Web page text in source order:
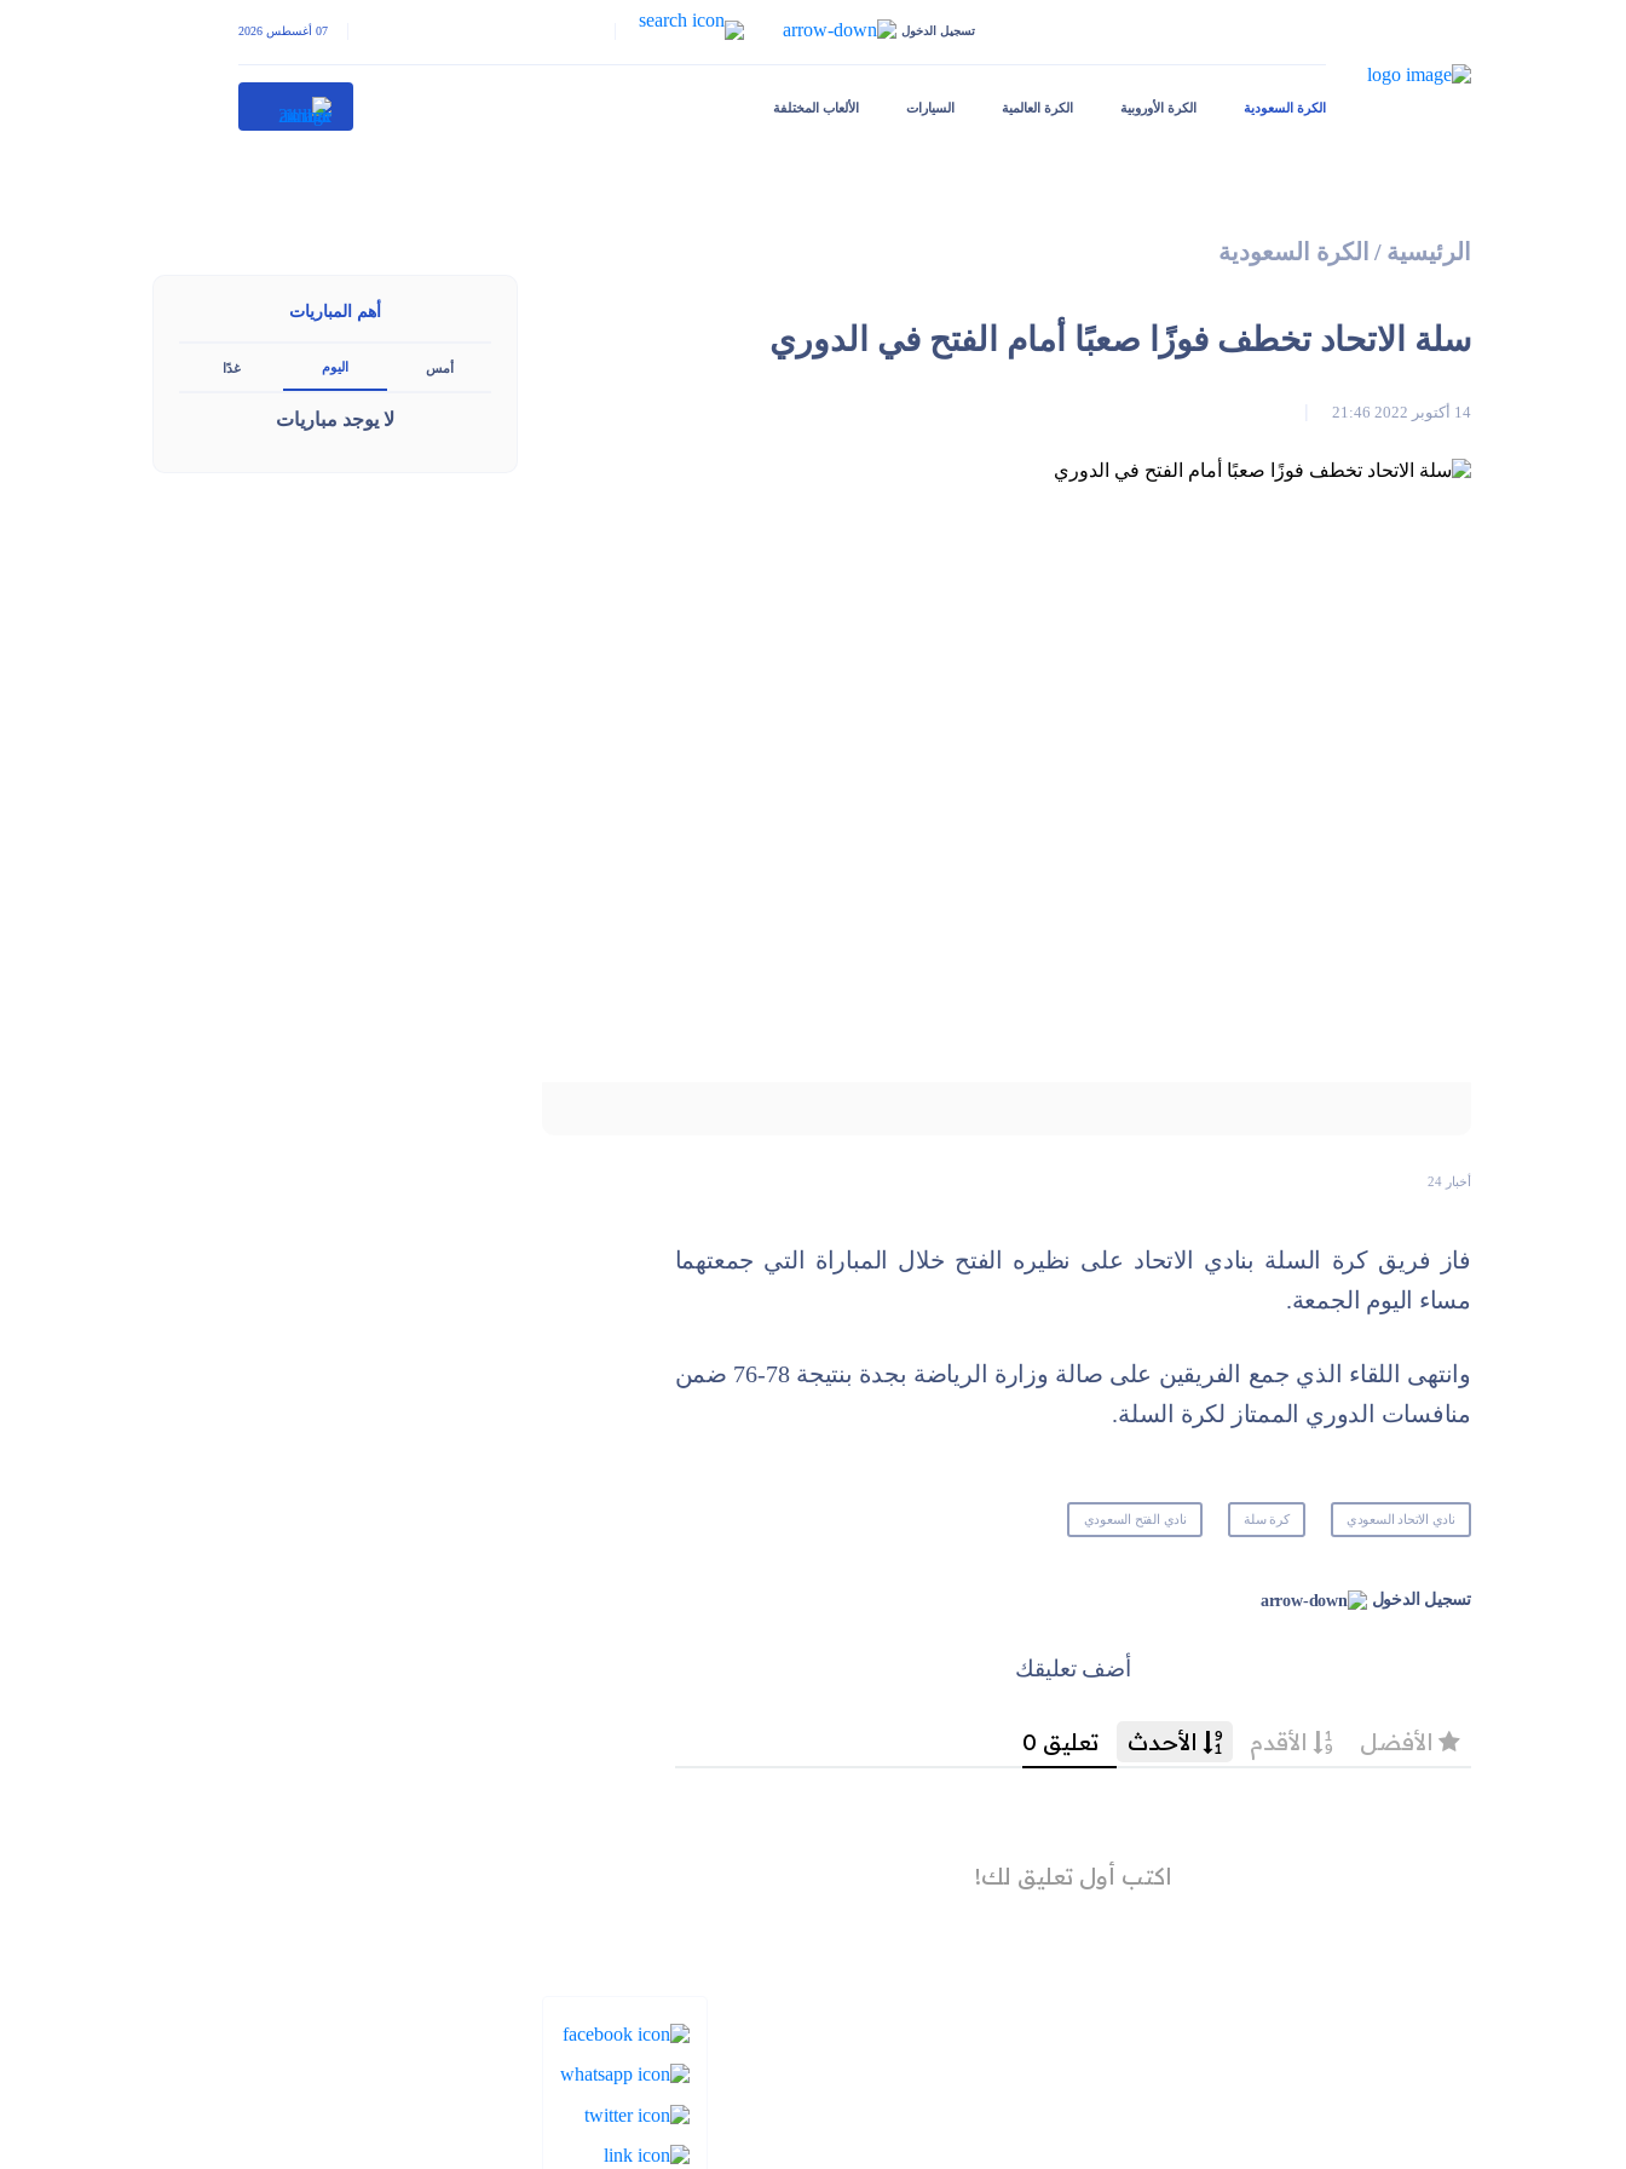
تسجيل الدخول 07 أغسطس 2026
الكرة السعودية الكرة الأوروبية الكرة العالمية السيارات الألعاب المختلفة
الرئيسية / الكرة السعودية
سلة الاتحاد تخطف فوزًا صعبًا أمام الفتح في الدوري
14 أكتوبر 2022 21:46
أخبار 24
فاز فريق كرة السلة بنادي الاتحاد على نظيره الفتح خلال المباراة التي جمعتهما
مساء اليوم الجمعة.
وانتهى اللقاء الذي جمع الفريقين على صالة وزارة الرياضة بجدة بنتيجة 78-76 ضمن
منافسات الدوري الممتاز لكرة السلة.
نادي الاتحاد السعودي كرة سلة نادي الفتح السعودي
تسجيل الدخول
أضف تعليقك
أهم المباريات
أمس اليوم غدًا
لا يوجد مباريات